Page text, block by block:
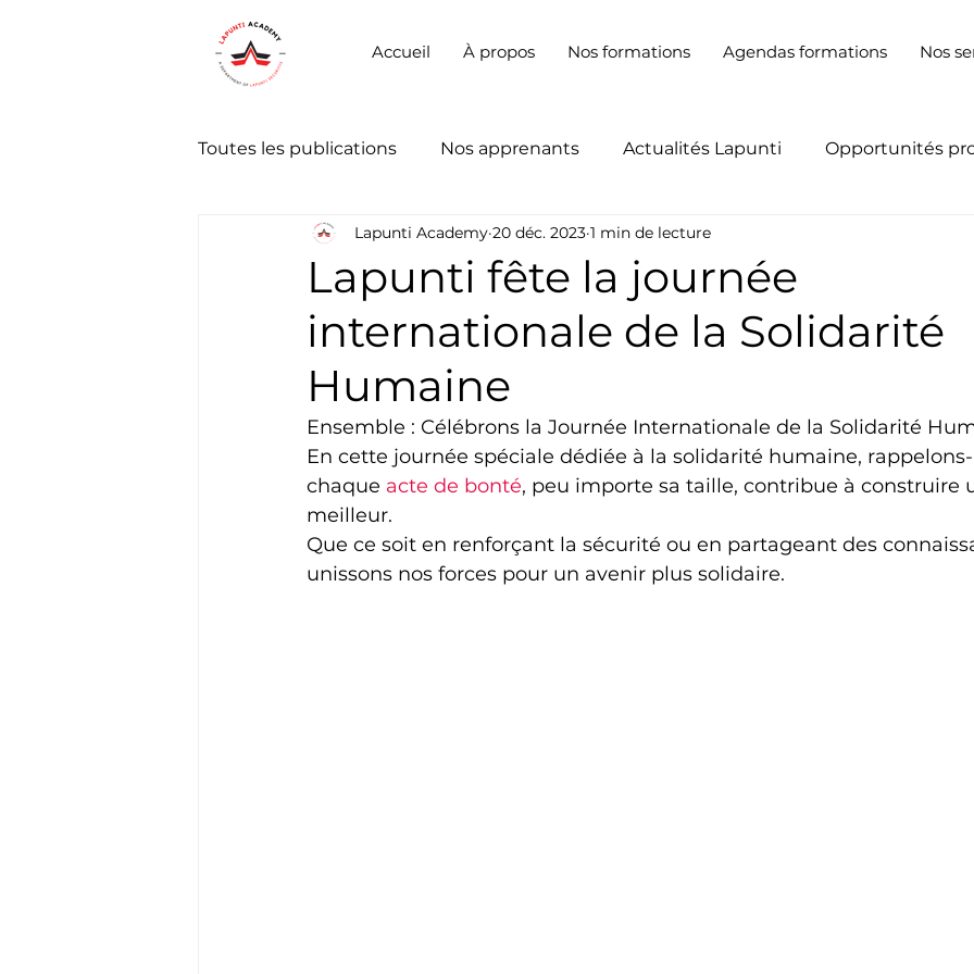
Accueil À propos Nos formations Agendas formations Nos
Toutes les publications Nos apprenants Actualités Lapunti Opportunités
Lapunti fête la journée
internationale de la Solidarité
Humaine
Lapunti Academy 20 déc. 2023 1 min de lecture
Ensemble : Célébrons la Journée Internationale de la Solidarité
En cette journée spéciale dédiée à la solidarité humaine,
chaque acte de bonté, peu importe sa taille, contribue à construire
meilleur.
Que ce soit en renforçant la sécurité ou en partageant des
unissons nos forces pour un avenir plus solidaire.